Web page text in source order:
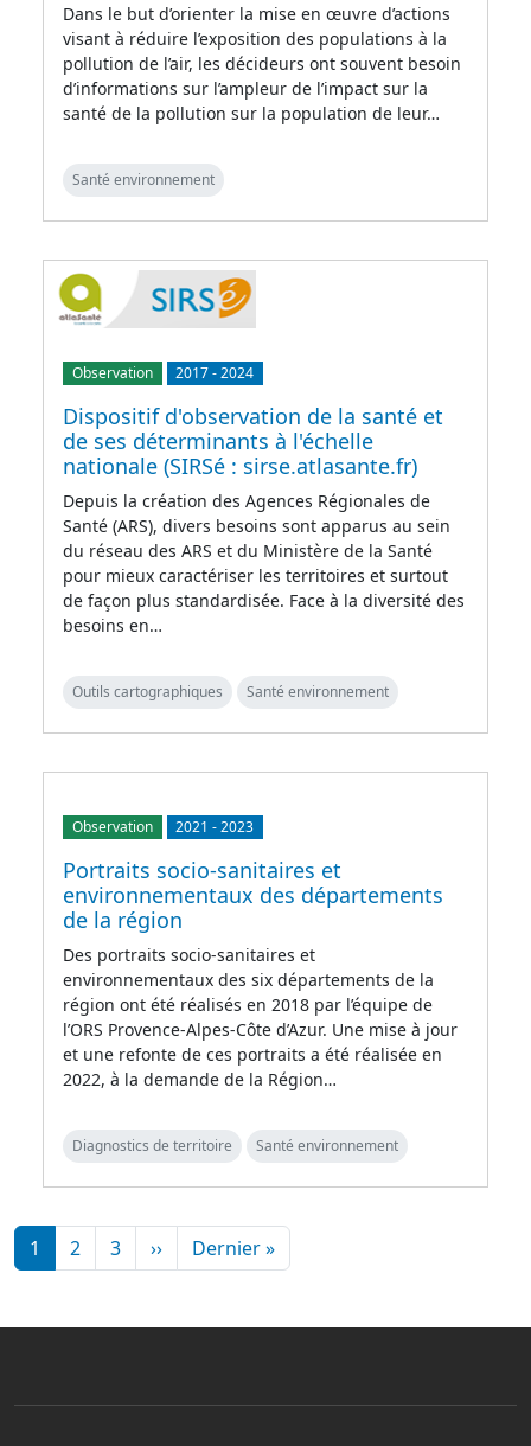
Dans le but d’orienter la mise en œuvre d’actions
visant à réduire l’exposition des populations à la
pollution de l’air, les décideurs ont souvent besoin
d’informations sur l’ampleur de l’impact sur la
santé de la pollution sur la population de leur…
Santé environnement
Observation 2017-2024
Dispositif d'observation de la santé et
de ses déterminants à l'échelle
nationale (SIRSé : sirse.atlasante.fr)
Depuis la création des Agences Régionales de
Santé (ARS), divers besoins sont apparus au sein
du réseau des ARS et du Ministère de la Santé
pour mieux caractériser les territoires et surtout
de façon plus standardisée. Face à la diversité des
besoins en…
Outils cartographiques Santé environnement
Observation 2021 -2023
Portraits socio-sanitaires et
environnementaux des départements
de la région
Des portraits socio-sanitaires et
environnementaux des six départements de la
région ont été réalisés en 2018 par l’équipe de
l’ORS Provence-Alpes-Côte d’Azur. Une mise à jour
et une refonte de ces portraits a été réalisée en
2022, à la demande de la Région…
Diagnostics de territoire Santé environnement
Pagination
1 2 3 ››Page suivante
Dernier »Dernière page